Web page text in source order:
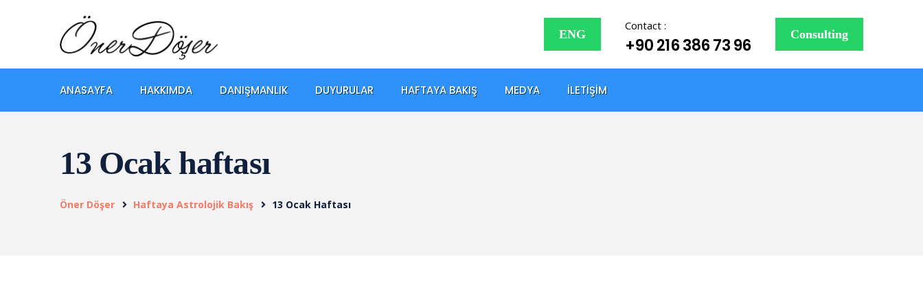
ENG
Contact :
+90 216 386 73 96
Consulting
ANASAYFA HAKKIMDA DANIŞMANLIK DUYURULAR HAFTAYA BAKIŞ MEDYA İLETIŞIM
13 Ocak haftası
Öner Döşer Haftaya Astrolojik Bakış 13 Ocak Haftası